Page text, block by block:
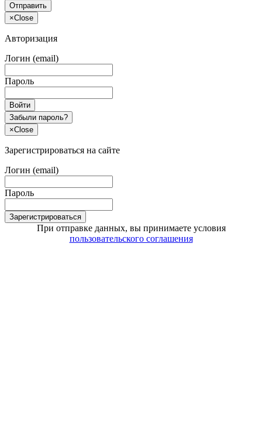
Отправить
×Close
Авторизация
Логин (email)
Пароль
Войти
Забыли пароль?
×Close
Зарегистрироваться на сайте
Логин (email)
Пароль
Зарегистрироваться
При отправке данных, вы принимаете условия
пользовательского соглашения